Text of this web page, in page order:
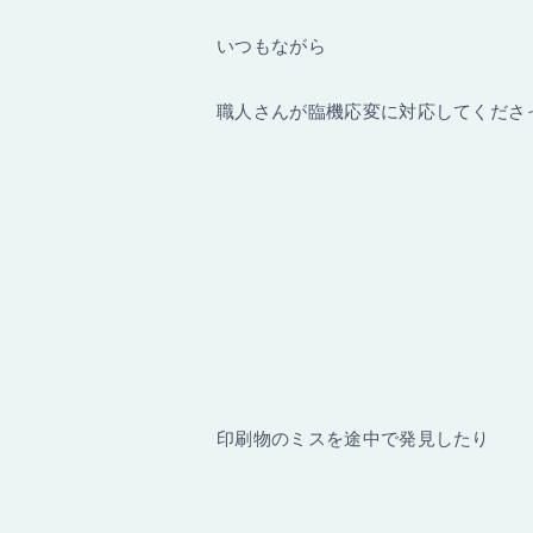
いつもながら
職人さんが臨機応変に対応してくださ
印刷物のミスを途中で発見したり